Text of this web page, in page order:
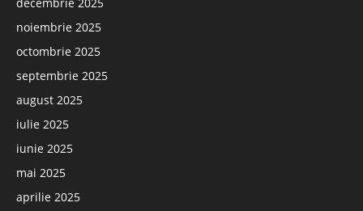
noiembrie 2025
octombrie 2025
septembrie 2025
august 2025
iulie 2025
iunie 2025
mai 2025
aprilie 2025